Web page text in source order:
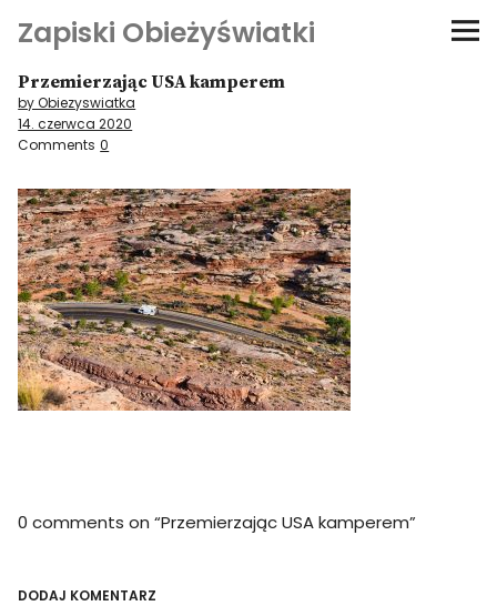
Zapiski Obieżyświatki
Podróże
Kultura i sztuka
Kątem oka
O-fiszki
Niezwyczajne ściany
Dom na kółkach
Przemierzając USA kamperem
by Obiezyswiatka
14. czerwca 2020
Comments 0
0 comments on “Przemierzając USA kamperem”
DODAJ KOMENTARZ